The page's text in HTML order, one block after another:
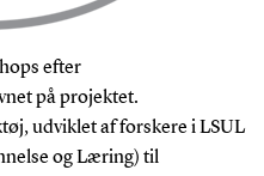
efter
på projektet.
udviklet af forskere i LSUL
og Læring) til